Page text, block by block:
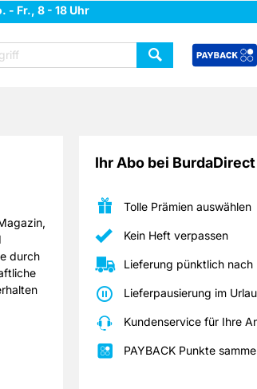
- Fr., 8 - 18 Uhr
durch
Ihr Abo bei BurdaDirect
Tolle Prämien auswählen
Kein Heft verpassen
Lieferung pünktlich nach
Lieferpausierung im
Kundenservice für Ihre
PAYBACK Punkte